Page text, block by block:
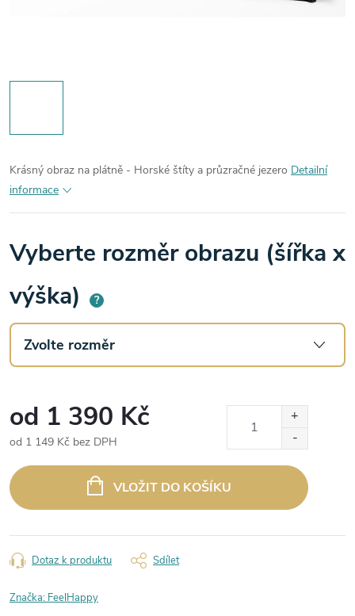
Krásný obraz na plátně - Horské štíty a průzračné jezero Detailní
informace
Vyberte rozměr obrazu (šířka x
výška)
?
od 1 390 Kč
od 1 149 Kč bez DPH
cena:
VLOŽIT DO KOŠÍKU
Dotaz k produktu Sdílet
Značka: FeelHappy